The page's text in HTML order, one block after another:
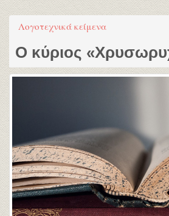
Λογοτεχνικά κείμενα
Ο κύριος